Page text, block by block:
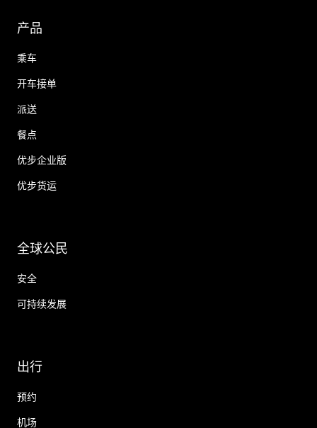
产品
乘车
开车接单
派送
餐点
优步企业版
优步货运
全球公民
安全
可持续发展
出行
预约
机场